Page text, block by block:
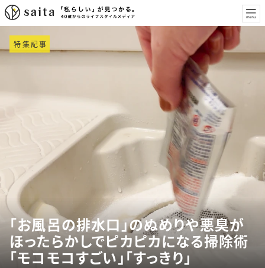
特集記事
「お風呂の排水口」のぬめりや悪臭が
ほったらかしでピカピカになる掃除術
「モコモコすごい」「すっきり」